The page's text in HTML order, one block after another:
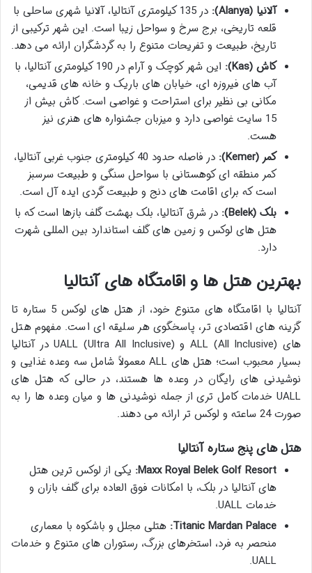
آلانیا (Alanya):
در 135 کیلومتری آنتالیا، آلانیا شهری ساحلی با
قلعه تاریخی، برج سرخ و سواحل زیبا است. این شهر ترکیبی از
تاریخ، طبیعت و تفریحات متنوع را به گردشگران ارائه می دهد.
کاش (Kas):
این شهر کوچک و آرام در 190 کیلومتری آنتالیا، با
آب های فیروزه ای، خیابان های باریک و خانه های قدیمی،
مکانی بی نظیر برای استراحت و غواصی است. کاش بیش از
15 سایت غواصی دارد و میزبان جشنواره های هنری نیز
هست.
کمر (Kemer):
در فاصله حدود 40 کیلومتری جنوب غربی آنتالیا،
کمر منطقه ای کوهستانی با سواحل سنگی و طبیعت سرسبز
است که برای اقامت های دنج و طبیعت گردی ایده آل است.
بلک (Belek):
در شرق آنتالیا، بلک بهشت گلف بازها است که با
هتل های لوکس و زمین های گلف استاندارد بین المللی شهرت
دارد.
بهترین هتل ها و اقامتگاه های آنتالیا
آنتالیا با اقامتگاه های متنوع خود، از هتل های لوکس 5 ستاره تا
گزینه های اقتصادی تر، پاسخگوی هر سلیقه ای است. مفهوم هتل
های ALL (All Inclusive) و UALL (Ultra All Inclusive) در آنتالیا
بسیار محبوب است؛ هتل های ALL معمولاً شامل سه وعده غذایی و
نوشیدنی های رایگان در وعده ها هستند، در حالی که هتل های
UALL خدمات کامل تری از جمله نوشیدنی ها و میان وعده ها را به
صورت 24 ساعته و لوکس تر ارائه می دهند.
هتل های پنج ستاره آنتالیا
Maxx Royal Belek Golf Resort: یکی از لوکس ترین هتل
های آنتالیا در بلک، با امکانات فوق العاده برای گلف بازان و
خدمات UALL.
Titanic Mardan Palace: هتلی مجلل و باشکوه با معماری
منحصر به فرد، استخرهای بزرگ، رستوران های متنوع و خدمات
UALL.